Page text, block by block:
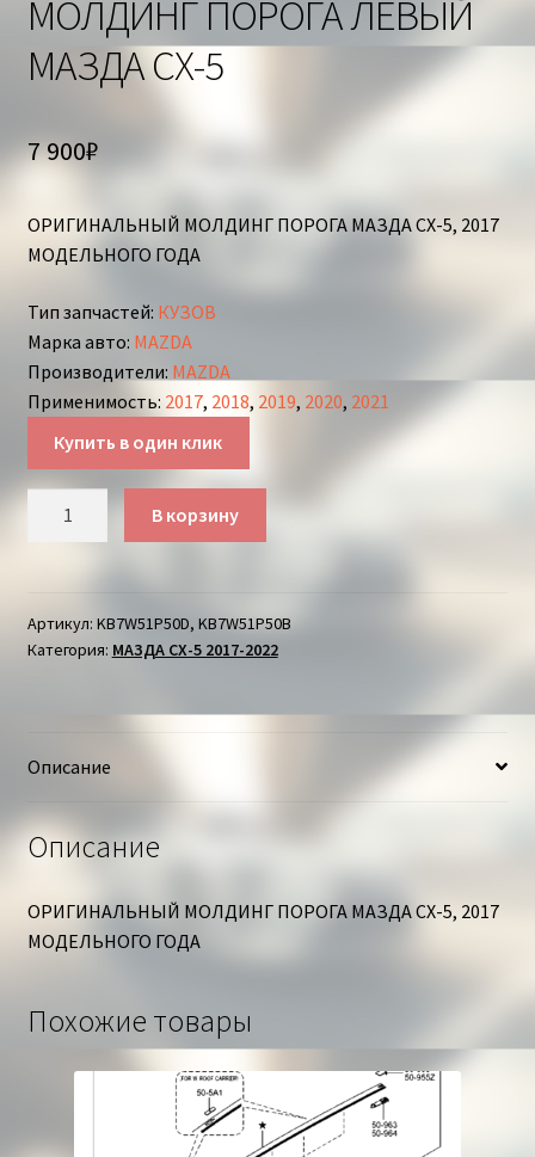
МОЛДИНГ ПОРОГА ЛЕВЫЙ
МАЗДА СХ-5
7 900₽
ОРИГИНАЛЬНЫЙ МОЛДИНГ ПОРОГА МАЗДА СХ-5, 2017
МОДЕЛЬНОГО ГОДА
Тип запчастей: КУЗОВ
Марка авто: MAZDA
Производители: MAZDA
Применимость: 2017, 2018, 2019, 2020, 2021
Купить в один клик
ЛЕВЫЙ
МАЗДА
В корзину
Артикул: KB7W51P50D, KB7W51P50B
Категория: МАЗДА СХ-5 2017-2022
Описание
Описание
ОРИГИНАЛЬНЫЙ МОЛДИНГ ПОРОГА МАЗДА СХ-5, 2017
МОДЕЛЬНОГО ГОДА
Похожие товары